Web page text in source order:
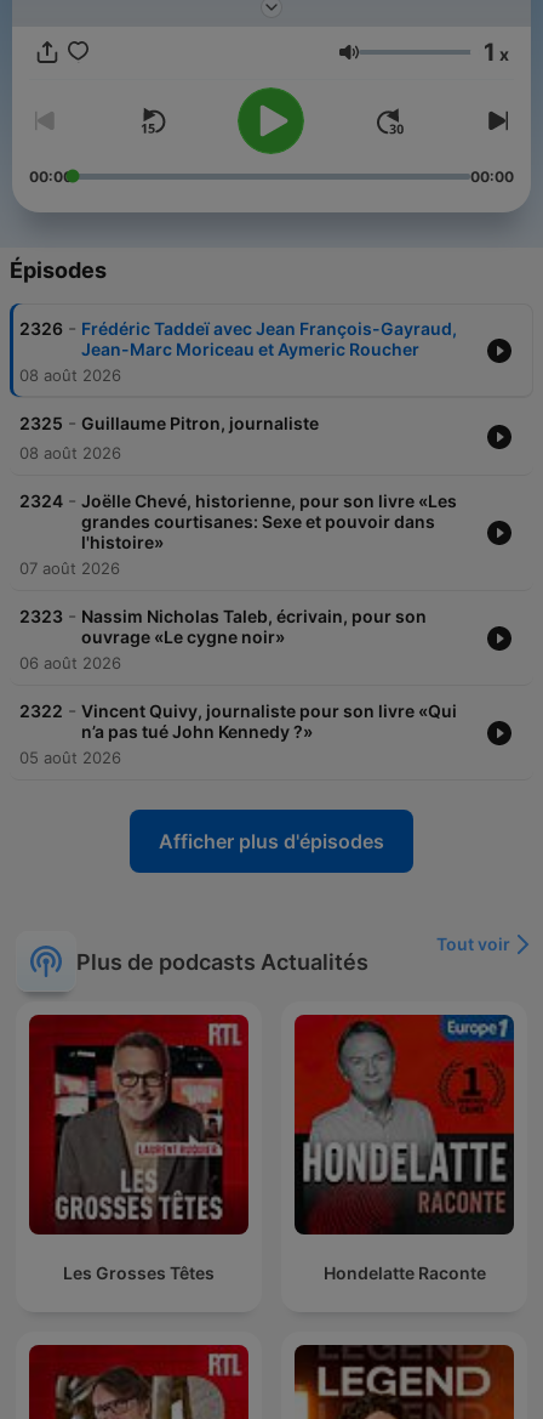
Volume 1 x
00:00 00:00
Épisodes
2326 - Frédéric Taddeï avec Jean François-Gayraud,
Jean-Marc Moriceau et Aymeric Roucher
08 août 2026
2325 - Guillaume Pitron, journaliste
08 août 2026
2324 - Joëlle Chevé, historienne, pour son livre «Les
grandes courtisanes: Sexe et pouvoir dans
l'histoire»
07 août 2026
2323 - Nassim Nicholas Taleb, écrivain, pour son
ouvrage «Le cygne noir»
06 août 2026
2322 - Vincent Quivy, journaliste pour son livre «Qui
n’a pas tué John Kennedy ?»
05 août 2026
Afficher plus d'épisodes
Plus de podcasts Actualités
Tout voir
Les Grosses Têtes Hondelatte Raconte